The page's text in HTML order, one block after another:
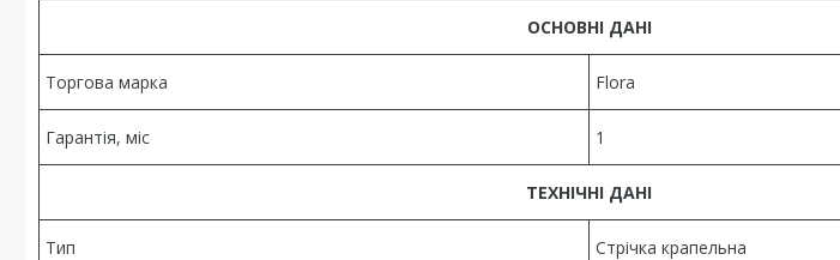
ОСНОВНІ ДАНІ
Торгова марка Flora
Гарантія, міс 1
ТЕХНІЧНІ ДАНІ
Тип Стрічка крапельна